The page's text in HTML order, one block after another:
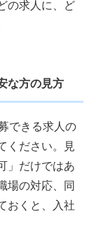
の求人に、ど
な方の見方
できる求人の
ください。見
」だけではあ
場の対応、同
おくと、入社